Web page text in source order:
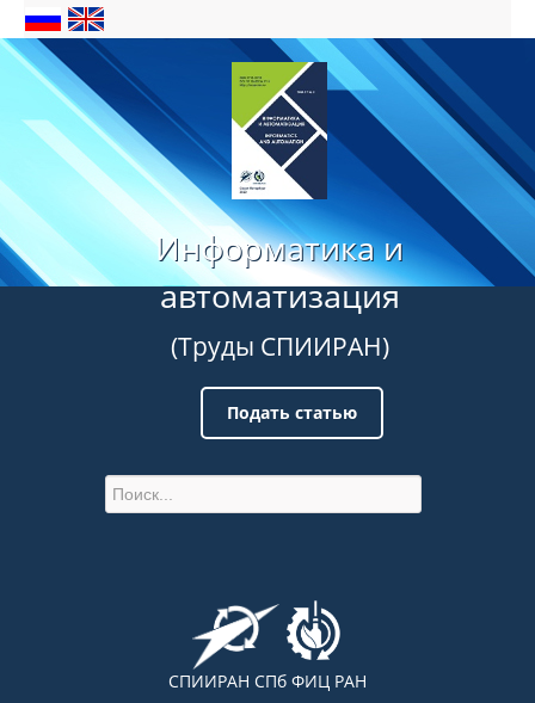
Информатика и
автоматизация
(Труды СПИИРАН)
Подать статью
СПИИРАН СПб ФИЦ РАН